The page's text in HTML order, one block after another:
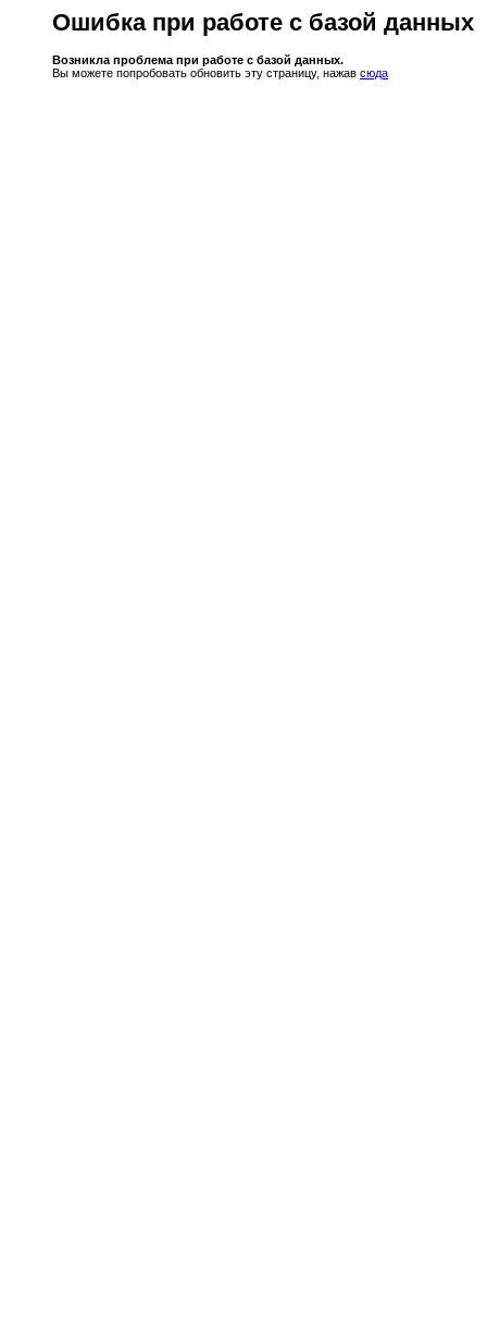
Ошибка при работе с базой данных
Возникла проблема при работе с базой данных.
Вы можете попробовать обновить эту страницу, нажав сюда